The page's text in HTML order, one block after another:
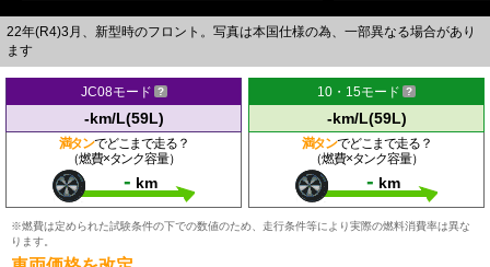
22年(R4)3月、新型時のフロント。写真は本国仕様の為、一部異なる場合があり
ます
JC08モード
-km/L(59L)
満タンでどこまで走る？
（燃費×タンク容量）
- km
10・15モード
-km/L(59L)
満タンでどこまで走る？
（燃費×タンク容量）
- km
※燃費は定められた試験条件の下での数値のため、走行条件等により実際の燃料消費率は異な
ります。